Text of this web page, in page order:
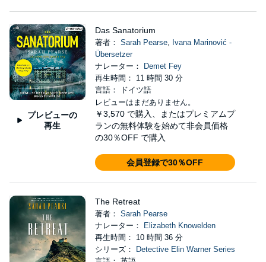
プレビューの
再生
Das Sanatorium
著者： Sarah Pearse, Ivana Marinović -
Übersetzer
ナレーター：
Demet Fey
再生時間： 11 時間 30 分
言語： ドイツ語
レビューはまだありません。
￥3,570 で購入、またはプレミアムプ
ランの無料体験を始めて非会員価格
の30％OFF で購入
会員登録で30％OFF
The Retreat
著者： Sarah Pearse
ナレーター：
Elizabeth Knowelden
再生時間： 10 時間 36 分
シリーズ：
Detective Elin Warner Series